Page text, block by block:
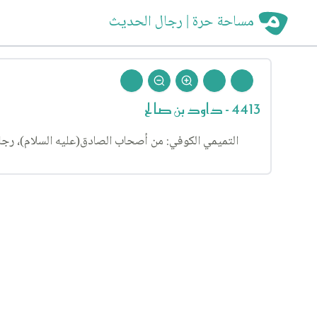
مساحة حرة | رجال الحديث
4413 - داود بن صالح
التميمي الكوفي: من أصحاب الصادق(عليه السلام)،